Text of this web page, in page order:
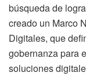
búsqueda de
creado un Marco
Digitales, que
gobernanza para
soluciones